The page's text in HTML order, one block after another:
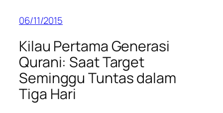
06/11/2015
Kilau Pertama Generasi
Qurani: Saat Target
Seminggu Tuntas dalam
Tiga Hari